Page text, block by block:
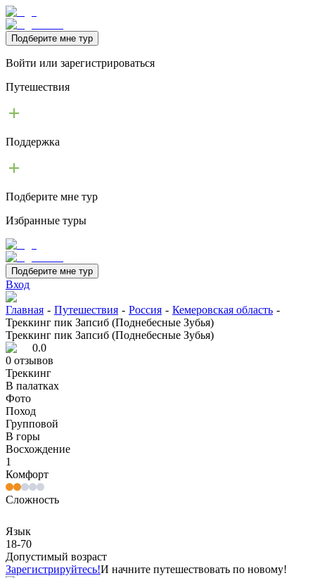
Подберите мне тур
Войти или зарегистрироваться
Путешествия
Поддержка
Подберите мне тур
Избранные туры
Подберите мне тур
Вход
Главная - Путешествия - Россия - Кемеровская область -
Треккинг пик Запсиб (Поднебесные Зубья)
Треккинг пик Запсиб (Поднебесные Зубья)
0.0
0 отзывов
Треккинг
В палатках
Фото
Поход
Групповой
В горы
Восхождение
1
Комфорт
Сложность
Язык
18-70
Допустимый возраст
Зарегистрируйтесь!И начните путешествовать по новому!